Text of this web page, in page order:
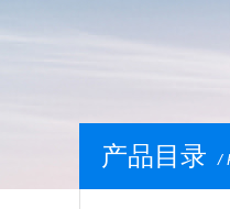
产品目录 /